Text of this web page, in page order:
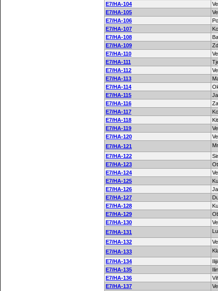
E7/HA-104
E7/HA-105
E7/HA-106
E7/HA-107
E7/HA-108
E7/HA-109
E7/HA-110
E7/HA-111
E7/HA-112
E7/HA-113
E7/HA-114
E7/HA-115
E7/HA-116
E7/HA-117
E7/HA-118
E7/HA-119
E7/HA-120
E7/HA-121
E7/HA-122
E7/HA-123
E7/HA-124
E7/HA-125
E7/HA-126
E7/HA-127
E7/HA-128
E7/HA-129
E7/HA-130
E7/HA-131
E7/HA-132
E7/HA-133
E7/HA-134
E7/HA-135
E7/HA-136
E7/HA-137